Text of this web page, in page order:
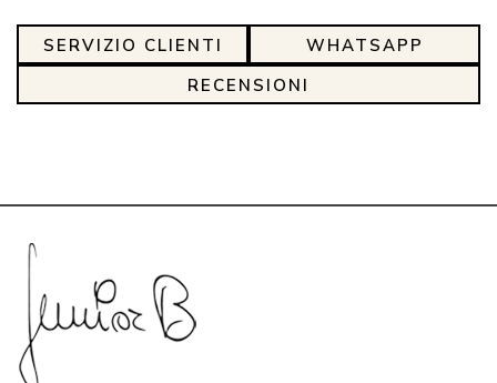
SERVIZIO CLIENTI
WHATSAPP
RECENSIONI